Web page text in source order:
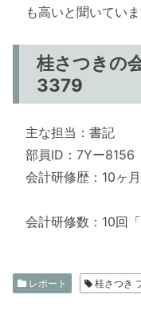
も高いと聞いていま
桂さつきの
3379
主な担当：書記
部員ID：7Yー8156
会計研修歴：10ヶ月
会計研修数：10回
レポート 桂さつき